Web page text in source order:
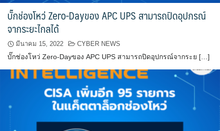
บั๊กช่องโหว่ Zero-Dayของ APC UPS สามารถปิดอุปกรณ์
จากระยะไกลได้
มีนาคม 15, 2022 CYBER NEWS
บั๊กช่องโหว่ Zero-Dayของ APC UPS สามารถปิดอุปกรณ์จากระย […]